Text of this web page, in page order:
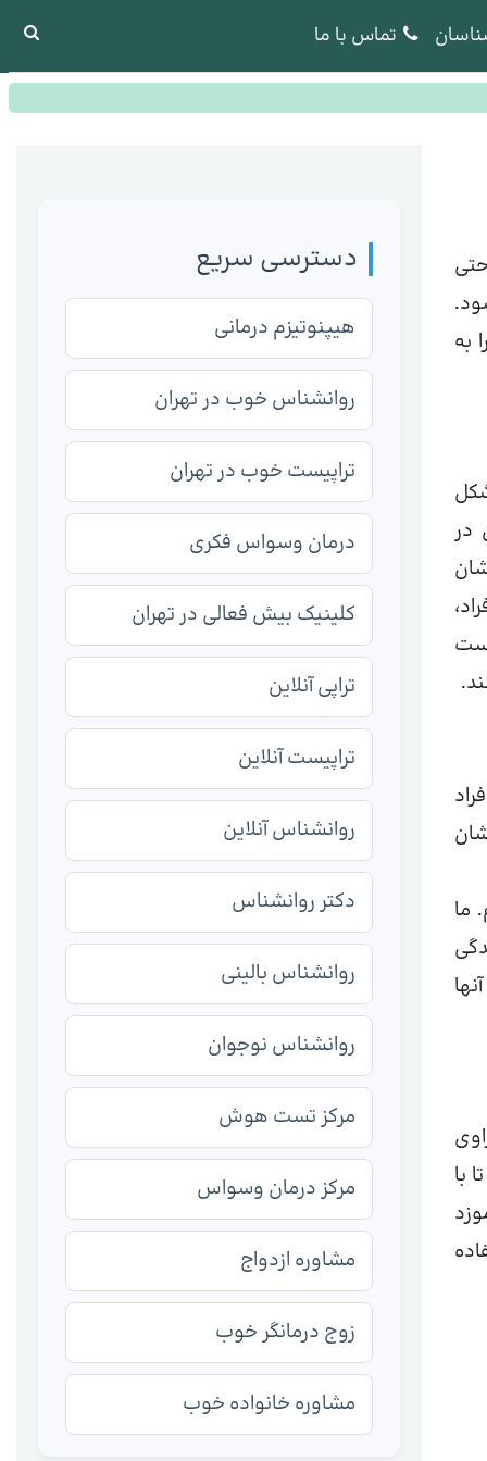
تماس با ما
به
در
ما
با
دسترسی سریع
هیپنوتیزم درمانی
روانشناس خوب در تهران
تراپیست خوب در تهران
درمان وسواس فکری
کلینیک بیش فعالی در تهران
تراپی آنلاین
تراپیست آنلاین
روانشناس آنلاین
دکتر روانشناس
روانشناس بالینی
روانشناس نوجوان
مرکز تست هوش
مرکز درمان وسواس
مشاوره ازدواج
زوج درمانگر خوب
مشاوره خانواده خوب